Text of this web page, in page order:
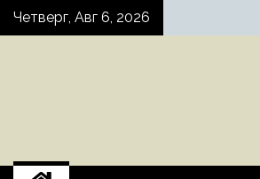
SkipЧетверг, Авг 6, 2026